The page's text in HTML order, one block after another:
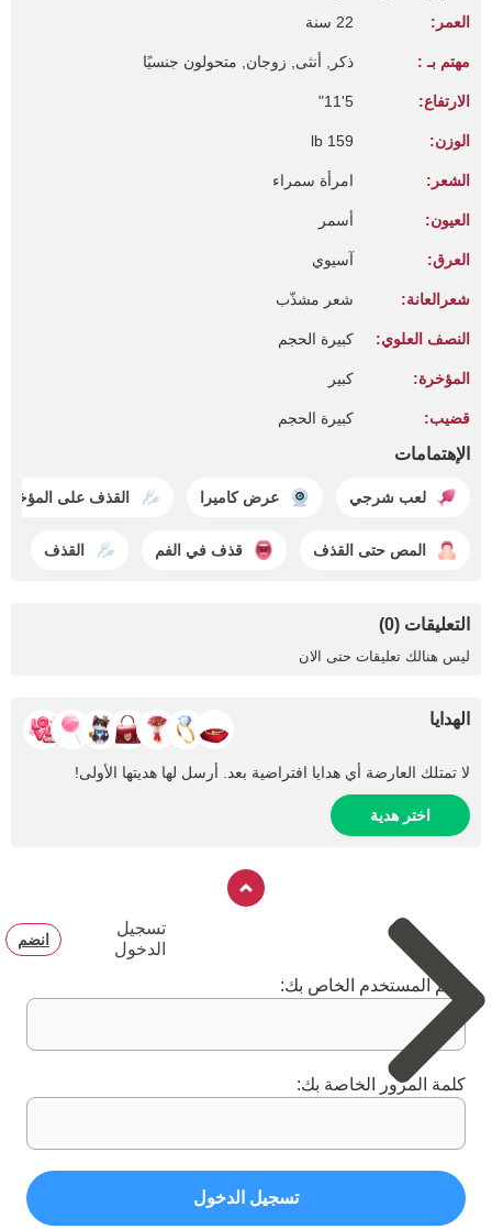
العمر: 22 سنة
مهتم بـ : ذكر, أنثى, زوجان, متحولون جنسيًا
الارتفاع: 5'11"
الوزن: 159 lb
الشعر: امرأة سمراء
العيون: أسمر
العرق: آسيوي
شعرالعانة: شعر مشذّب
النصف العلوي: كبيرة الحجم
المؤخرة: كبير
قضيب: كبيرة الحجم
الإهتمامات
لعب شرجي عرض كاميرا القذف على المؤخرة
المص حتى القذف قذف في الفم القذف
التعليقات (0)
ليس هنالك تعليقات حتى الان
الهدايا
لا تمتلك العارضة أي هدايا افتراضية بعد. أرسل لها هديتها الأولى!
اختر هدية
تسجيل
الدخول
انضم
اسم المستخدم الخاص بك:
كلمة المرور الخاصة بك:
تسجيل الدخول